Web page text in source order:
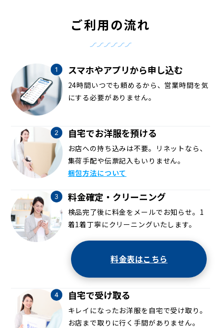
ご利用の流れ
スマホやアプリから申し込む
24時間いつでも頼めるから、営業時間を気
にする必要がありません。
自宅でお洋服を預ける
お店への持ち込みは不要。リネットなら、
集荷手配や伝票記入もいりません。
梱包方法について
料金確定・クリーニング
検品完了後に料金をメールでお知らせ。1
着1着丁寧にクリーニングいたします。
料金表はこちら
自宅で受け取る
キレイになったお洋服を自宅で受け取り。
お店まで取りに行く手間がありません。